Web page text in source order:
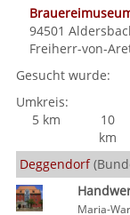
94501
Freiherr-von-
Gesucht wurde:
Umkreis:
5 km
10
km
Deggendorf
Maria-